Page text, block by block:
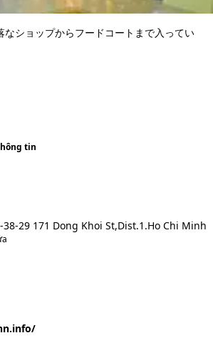
なショップからフードコートまで入ってい
tin
29 171 Dong Khoi St,Dist.1.Ho Chi Minh